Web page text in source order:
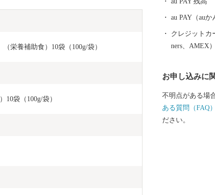
栄養補助食）10袋（100g/袋）
10袋（100g/袋）
クセス抜群。
と納税を通して
au PAY（au
クレジットカ
ners、AMEX）
お申し込みに
不明点がある場
ある質問（FAQ）
ださい。